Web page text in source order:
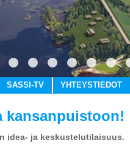
8
SASSI-TV YHTEYSTIEDOT
kansanpuistoon!
idea- ja keskustelutilaisuus.